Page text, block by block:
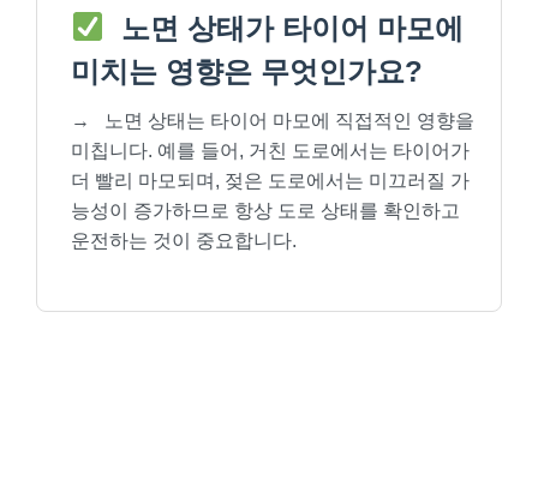
노면 상태가 타이어 마모에
미치는 영향은 무엇인가요?
→
노면 상태는 타이어 마모에 직접적인 영향을
미칩니다. 예를 들어, 거친 도로에서는 타이어가
더 빨리 마모되며, 젖은 도로에서는 미끄러질 가
능성이 증가하므로 항상 도로 상태를 확인하고
운전하는 것이 중요합니다.